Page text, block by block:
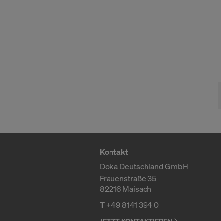
Kontakt
Doka Deutschland GmbH
Frauenstraße 35
82216 Maisach
T+49 8141 394 0
indem Sie
SIND SIE
USA